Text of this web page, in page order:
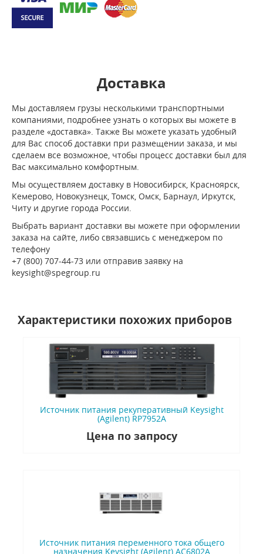
Доставка
Мы доставляем грузы несколькими транспортными
компаниями, подробнее узнать о которых вы можете в
разделе «доставка». Также Вы можете указать удобный
для Вас способ доставки при размещении заказа, и мы
сделаем все возможное, чтобы процесс доставки был для
Вас максимально комфортным.
Мы осуществляем доставку в Новосибирск, Красноярск,
Кемерово, Новокузнецк, Томск, Омск, Барнаул, Иркутск,
Читу и другие города России.
Выбрать вариант доставки вы можете при оформлении
заказа на сайте, либо связавшись с менеджером по
телефону
+7 (800) 707-44-73 или отправив заявку на
keysight@spegroup.ru
Характеристики похожих приборов
Источник питания рекуперативный Keysight
(Agilent) RP7952A
Цена по запросу
Источник питания переменного тока общего
назначения Keysight (Agilent) AC6802A